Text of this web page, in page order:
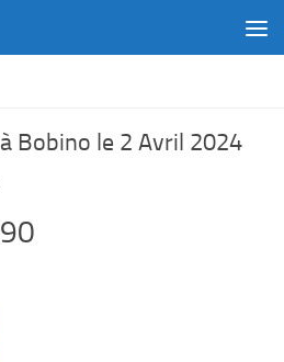
Bobino le 2 Avril 2024